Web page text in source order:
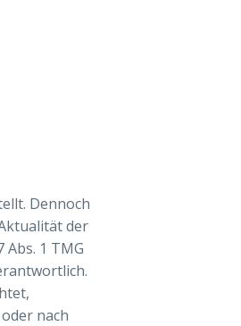
Dennoch
der
1 TMG
nach